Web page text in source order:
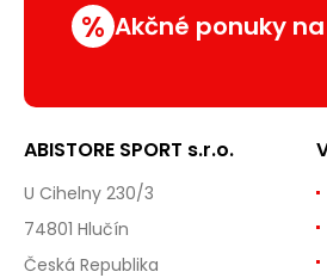
% Akčné ponuky
ABISTORE SPORT s.r.o.
U Cihelny 230/3
74801 Hlučín
Česká Republika